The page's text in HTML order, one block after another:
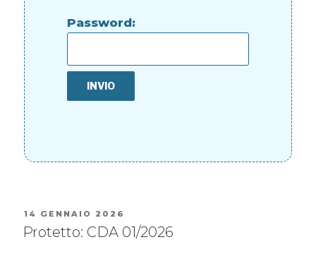
Password:
14 GENNAIO 2026
Protetto: CDA 01/2026